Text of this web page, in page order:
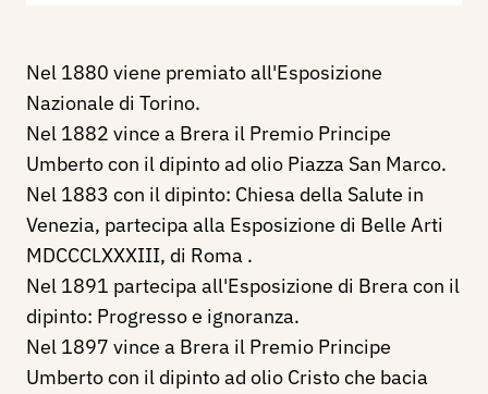
Nel 1880 viene premiato all'Esposizione
Nazionale di Torino.
Nel 1882 vince a Brera il Premio Principe
Umberto con il dipinto ad olio Piazza San Marco.
Nel 1883 con il dipinto: Chiesa della Salute in
Venezia, partecipa alla Esposizione di Belle Arti
MDCCCLXXXIII, di Roma .
Nel 1891 partecipa all'Esposizione di Brera con il
dipinto: Progresso e ignoranza.
Nel 1897 vince a Brera il Premio Principe
Umberto con il dipinto ad olio Cristo che bacia